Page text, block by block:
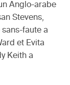
Anglo-arabe
Stevens,
faute a
et Evita
Keith a